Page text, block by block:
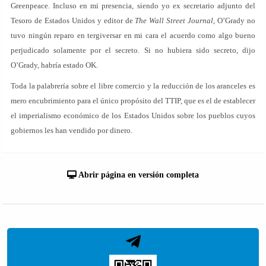
Greenpeace. Incluso en mi presencia, siendo yo ex secretario adjunto del
Tesoro de Estados Unidos y editor de The Wall Street Journal, O’Grady no
tuvo ningún reparo en tergiversar en mi cara el acuerdo como algo bueno
perjudicado solamente por el secreto. Si no hubiera sido secreto, dijo
O’Grady, habría estado OK.
Toda la palabrería sobre el libre comercio y la reducción de los aranceles es
mero encubrimiento para el único propósito del TTIP, que es el de establecer
el imperialismo económico de los Estados Unidos sobre los pueblos cuyos
gobiernos les han vendido por dinero.
Abrir página en versión completa